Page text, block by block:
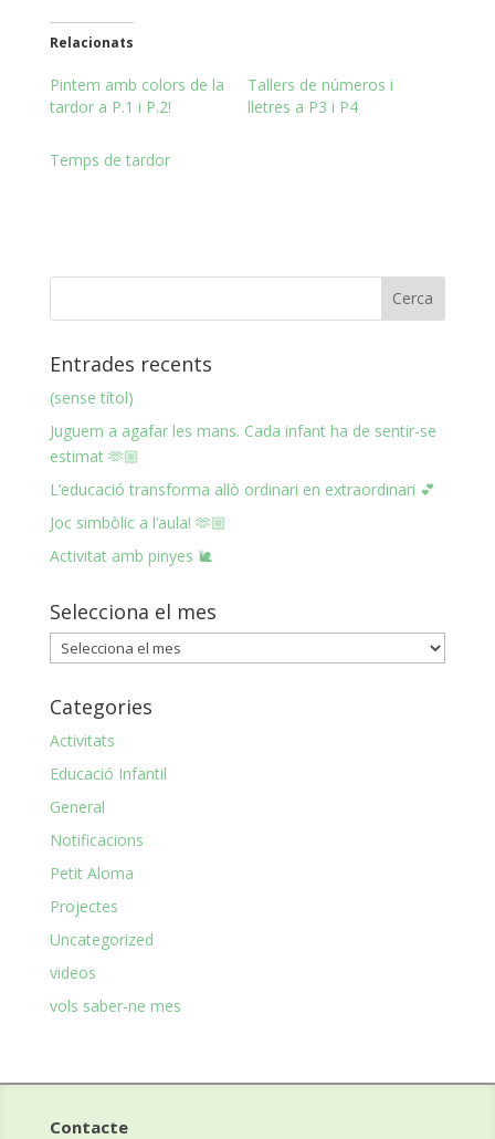
Relacionats
Pintem amb colors de la
tardor a P.1 i P.2!
Tallers de números i
lletres a P3 i P4
Temps de tardor
Entrades recents
(sense títol)
Juguem a agafar les mans. Cada infant ha de sentir-se
estimat 🫶🏼
L’educació transforma allò ordinari en extraordinari 💕
Joc simbòlic a l’aula! 🫶🏼
Activitat amb pinyes 🐌
Selecciona el mes
Selecciona
el
Categories
Activitats
Educació Infantil
General
Notificacions
Petit Aloma
Projectes
Uncategorized
videos
vols saber-ne mes
Contacte